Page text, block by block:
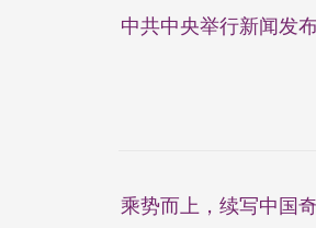
中共中央举行新闻发
乘势而上，续写中国